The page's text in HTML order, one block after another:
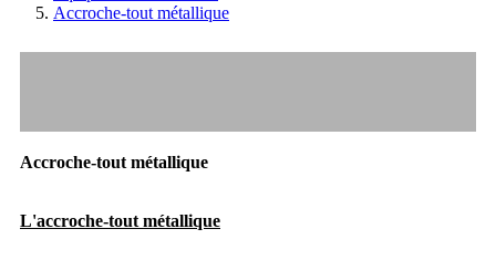
Accroche-tout métallique
Accroche-tout métallique
L'accroche-tout métallique